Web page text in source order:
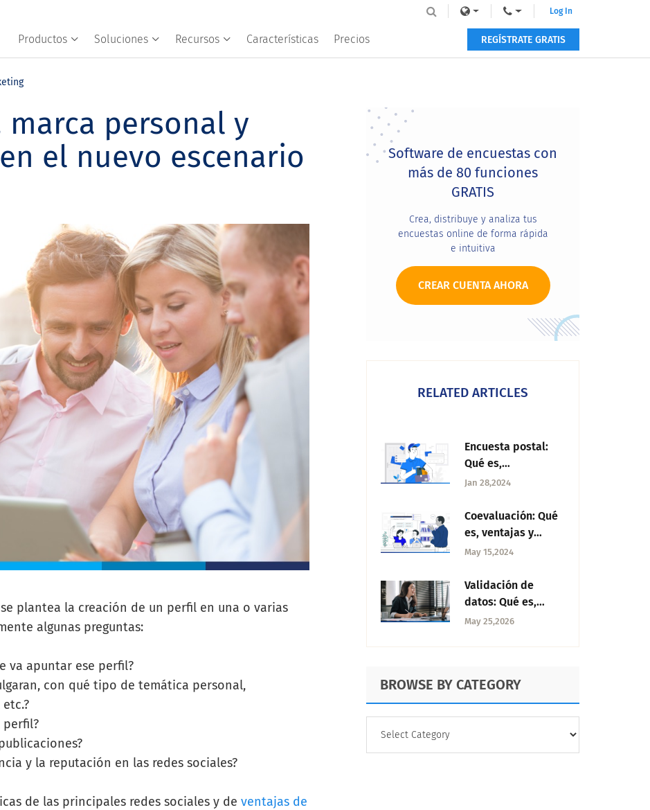
Productos Soluciones Recursos Características Precios
Log In
REGÍSTRATE GRATIS
marca personal y
el nuevo escenario
plantea la creación de un perfil en una o varias
algunas preguntas:
va apuntar ese perfil?
con qué tipo de temática personal,
perfil?
y la reputación en las redes sociales?
de las principales redes sociales y de ventajas de
Primary
Sidebar
Software de encuestas con
más de 80 funciones
GRATIS
Crea, distribuye y analiza tus
encuestas online de forma rápida
e intuitiva
CREAR CUENTA AHORA
RELATED ARTICLES
Encuesta postal:
Qué es,
Inconvenientes y
Jan 28,2024
Coevaluación: Qué
es, ventajas y
pasos para
May 15,2024
Validación de
datos: Qué es,
importancia, tipos,
desventajas
May 25,2026
BROWSE BY CATEGORY
CATEGORY